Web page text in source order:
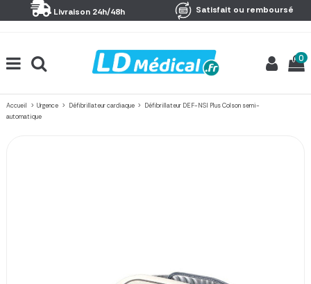
Livraison 24h/48h Satisfait ou remboursé
0
Accueil Urgence Défibrillateur cardiaque
Défibrillateur DEF-NSI Plus Colson semi-
automatique
Panneau de gestion des cookies